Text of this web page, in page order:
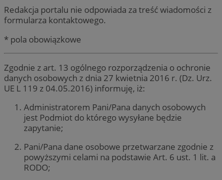
Redakcja portalu nie odpowiada za treść wiadomości z
formularza kontaktowego.
* pola obowiązkowe
Zgodnie z art. 13 ogólnego rozporządzenia o ochronie
danych osobowych z dnia 27 kwietnia 2016 r. (Dz. Urz.
UE L 119 z 04.05.2016) informuję, iż:
Administratorem Pani/Pana danych osobowych
jest Podmiot do którego wysyłane będzie
zapytanie;
Pani/Pana dane osobowe przetwarzane zgodnie z
powyższymi celami na podstawie Art. 6 ust. 1 lit. a
RODO;